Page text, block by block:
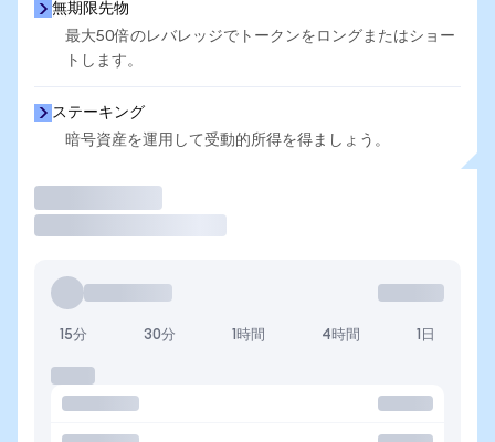
無期限先物
最大50倍のレバレッジでトークンをロングまたはショー
トします。
ステーキング
暗号資産を運用して受動的所得を得ましょう。
15分 30分 1時間 4時間 1日